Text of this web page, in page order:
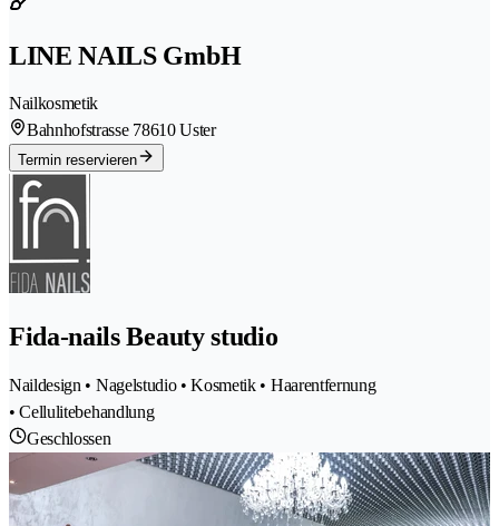
LINE NAILS GmbH
Nailkosmetik
Bahnhofstrasse 78610 Uster
Termin reservieren
Fida-nails Beauty studio
Naildesign • Nagelstudio • Kosmetik • Haarentfernung
• Cellulitebehandlung
Geschlossen